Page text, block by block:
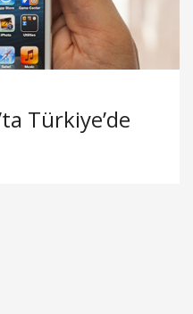
Türkiye’de